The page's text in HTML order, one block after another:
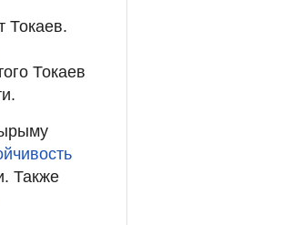
Токаев.
Токаев
Также